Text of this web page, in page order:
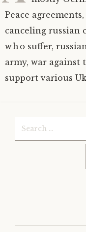
Peace
canceling russian
who suffer,
army, war against
support various